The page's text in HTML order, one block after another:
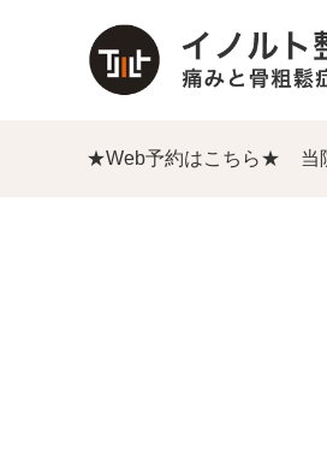
★Web予約はこちら★ 当